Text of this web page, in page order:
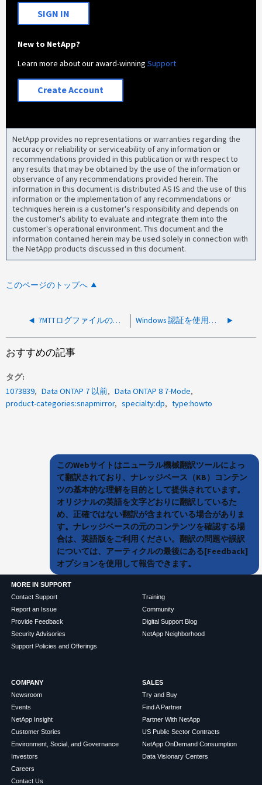
SIGN IN
New to NetApp?
Learn more about our award-winningSupport
Create Account
NetApp provides no representations or warranties regarding the
accuracy or reliability or serviceability of any information or
recommendations provided in this publication or with respect to
any results that may be obtained by the use of the information or
observance of any recommendations provided herein. The
information in this document is distributed AS IS and the use of this
information or the implementation of any recommendations or
techniques herein is a customer's responsibility and depends on
the customer's ability to evaluate and integrate them into the
customer's operational environment. This document and the
information contained herein may be used solely in connection with
the NetApp products discussed in this document.
このページのトップへ
7MTTログファイルの収集方法 Windows 認証を使用するように FTP/SFTP を設定する方法
おすすめの記事
タグ
1073839
Data ONTAP 7 以前
Data ONTAP 8 7-Mode
product-categories:snapmirror
specialty:dp type:howto
このWebサイトはニューラル機械翻訳ツールによっ
て翻訳されており、ナレッジベース（KB）コンテン
ツの基本的な理解を目的として提供されています。
オリジナルの英語を文字どおりに翻訳しているた
め、正確ではない翻訳が含まれている場合がありま
す。ナレッジベースの元のコンテンツを確認する場
合は、英語版をご利用ください。翻訳の問題や誤訳
については、アーティクルの最後にある[Feedback]
オプションを使用して報告できます。
MORE IN SUPPORT
Contact Support
Report an Issue
Provide Feedback
Security Advisories
Support Policies and Offerings
Training
Community
Digital Support Blog
NetApp Neighborhood
COMPANY
Newsroom
Events
NetApp Insight
Customer Stories
Environment, Social, and Governance
Investors
Careers
Contact Us
SALES
Try and Buy
Find A Partner
Partner With NetApp
US Public Sector Contracts
NetApp OnDemand Consumption
Data Visionary Centers